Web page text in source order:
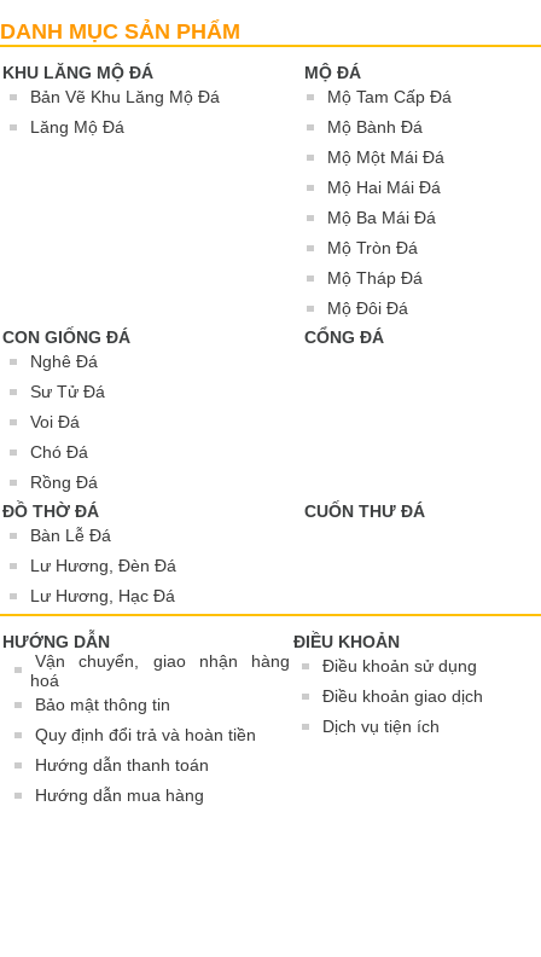
DANH MỤC SẢN PHẨM
KHU LĂNG MỘ ĐÁ
Bản Vẽ Khu Lăng Mộ Đá
Lăng Mộ Đá
MỘ ĐÁ
Mộ Tam Cấp Đá
Mộ Bành Đá
Mộ Một Mái Đá
Mộ Hai Mái Đá
Mộ Ba Mái Đá
Mộ Tròn Đá
Mộ Tháp Đá
Mộ Đôi Đá
CON GIỐNG ĐÁ
Nghê Đá
Sư Tử Đá
Voi Đá
Chó Đá
Rồng Đá
CỔNG ĐÁ
ĐỒ THỜ ĐÁ
Bàn Lễ Đá
Lư Hương, Đèn Đá
Lư Hương, Hạc Đá
CUỐN THƯ ĐÁ
HƯỚNG DẪN
Vận chuyển, giao nhận hàng
hoá
Bảo mật thông tin
Quy định đổi trả và hoàn tiền
Hướng dẫn thanh toán
Hướng dẫn mua hàng
ĐIỀU KHOẢN
Điều khoản sử dụng
Điều khoản giao dịch
Dịch vụ tiện ích